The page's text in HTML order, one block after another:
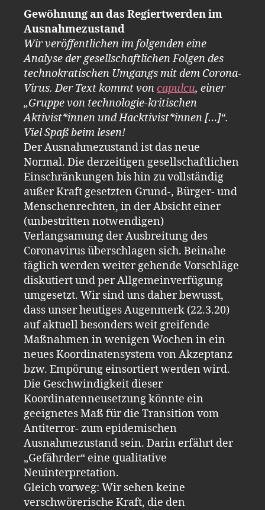
Gewöhnung an das Regiertwerden im
Ausnahmezustand
Wir veröffentlichen im folgenden eine
Analyse der gesellschaftlichen Folgen des
technokratischen Umgangs mit dem Corona-
Virus. Der Text kommt voncapulcu, einer
„Gruppe von technologie-kritischen
Aktivist*innen und Hacktivist*innen […]“.
Viel Spaß beim lesen!
Der Ausnahmezustand ist das neue
Normal. Die derzeitigen gesellschaftlichen
Einschränkungen bis hin zu vollständig
außer Kraft gesetzten Grund-, Bürger- und
Menschenrechten, in der Absicht einer
(unbestritten notwendigen)
Verlangsamung der Ausbreitung des
Coronavirus überschlagen sich. Beinahe
täglich werden weiter gehende Vorschläge
diskutiert und per Allgemeinverfügung
umgesetzt. Wir sind uns daher bewusst,
dass unser heutiges Augenmerk (22.3.20)
auf aktuell besonders weit greifende
Maßnahmen in wenigen Wochen in ein
neues Koordinatensystem von Akzeptanz
bzw. Empörung einsortiert werden wird.
Die Geschwindigkeit dieser
Koordinatenneusetzung könnte ein
geeignetes Maß für die Transition vom
Antiterror- zum epidemischen
Ausnahmezustand sein. Darin erfährt der
„Gefährder“ eine qualitative
Neuinterpretation.
Gleich vorweg: Wir sehen keine
verschwörerische Kraft, die den